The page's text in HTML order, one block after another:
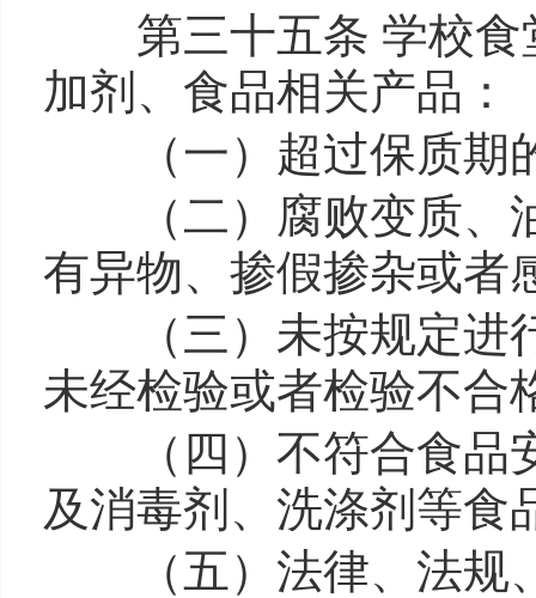
第三十五条 学校食
加剂、食品相关产品：
（一）超过保质期
（二）腐败变质、油
有异物、掺假掺杂或者
（三）未按规定进行
未经检验或者检验不合
（四）不符合食品安
及消毒剂、洗涤剂等食
（五）法律、法规、